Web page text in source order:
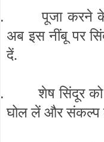
पूजा करने
अब इस नींबू पर
दें.
शेष सिंदूर
घोल लें और संकल्प